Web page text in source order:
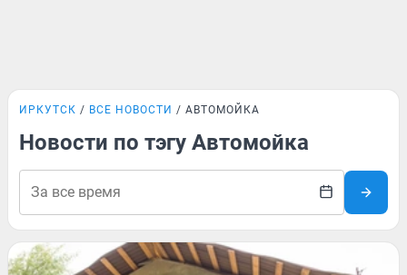
ИРКУТСК ВСЕ НОВОСТИ АВТОМОЙКА
Новости по тэгу Автомойка